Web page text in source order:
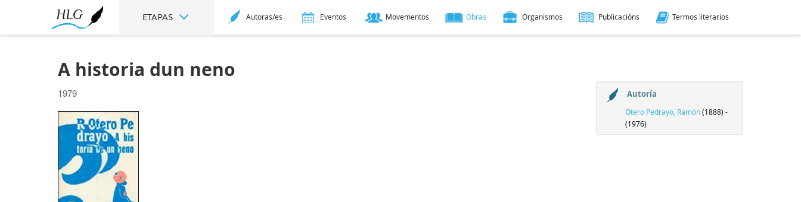
ETAPAS Autoras/es Eventos Movementos Obras Organismos Publicacións Termos literarios
A historia dun neno
1979 Autoría
Otero Pedrayo, Ramón(1888) -
(1976)